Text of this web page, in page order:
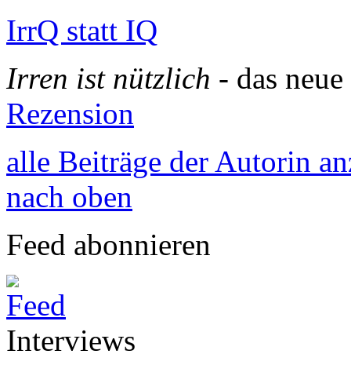
IrrQ statt IQ
Irren ist nützlich - das
Rezension
alle Beiträge der Autorin
nach oben
Feed abonnieren
Interviews